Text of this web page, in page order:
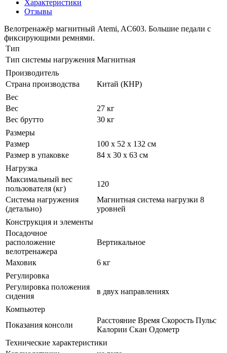
Характеристики
Отзывы
Велотренажёр магнитный Atemi, AC603. Большие педали с
фиксирующими ремнями.
Тип
Тип системы нагружения Магнитная
Производитель
Страна производства
Китай (КНР)
Вес
Вес
27 кг
Вес брутто
30 кг
Размеры
Размер
100 х 52 х 132 см
Размер в упаковке
84 х 30 х 63 см
Нагрузка
Максимальный вес
пользователя (кг)
120
Система нагружения
(детально)
Магнитная система нагрузки 8
уровней
Конструкция и элементы
Посадочное
расположение
велотренажера
Вертикальное
Маховик
6 кг
Регулировка
Регулировка положения
сидения
в двух направлениях
Компьютер
Показания консоли
Расстояние Время Скорость Пульс
Калории Скан Одометр
Технические характеристики